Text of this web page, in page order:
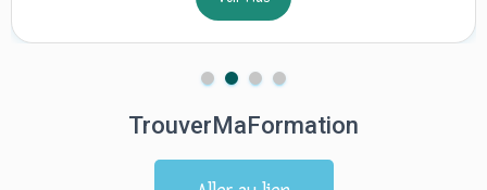
TrouverMaFormation